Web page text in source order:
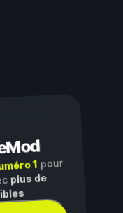
1pour
plus de